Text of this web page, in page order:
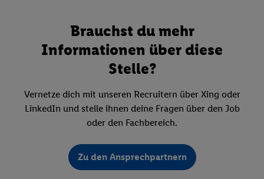
Brauchst du mehr
Informationen über diese
Stelle?
Vernetze dich mit unseren Recruitern über Xing oder
LinkedIn und stelle ihnen deine Fragen über den Job
oder den Fachbereich.
Zu den Ansprechpartnern